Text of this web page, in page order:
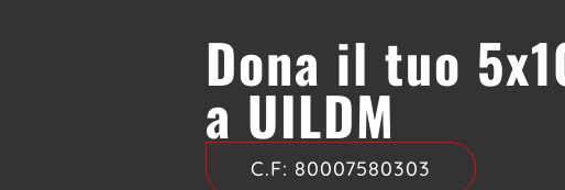
Dona il tuo
a UILDM
C.F: 80007580303